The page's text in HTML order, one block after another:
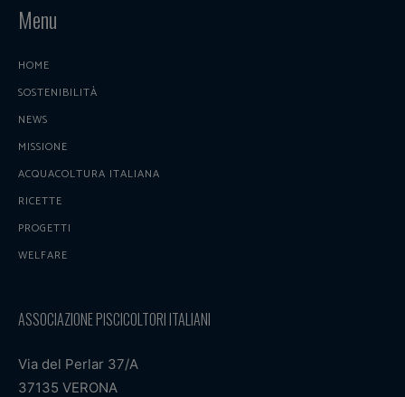
Menu
HOME
SOSTENIBILITÀ
NEWS
MISSIONE
ACQUACOLTURA ITALIANA
RICETTE
PROGETTI
WELFARE
ASSOCIAZIONE PISCICOLTORI ITALIANI
Via del Perlar 37/A
37135 VERONA